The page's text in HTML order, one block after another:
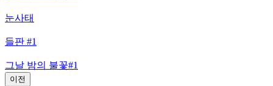
눈사태
들판 #1
그날 밤의 불꽃#1
이전